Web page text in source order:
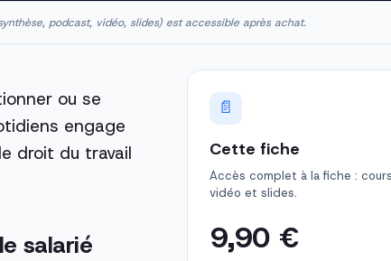
podcast, vidéo, slides) est accessible après achat.
ou se
engage
droit du travail
salarié
📄
Cette fiche
Accès complet à la fiche :
vidéo et slides.
9,90 €